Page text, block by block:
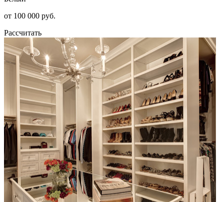
от 100 000 руб.
Рассчитать